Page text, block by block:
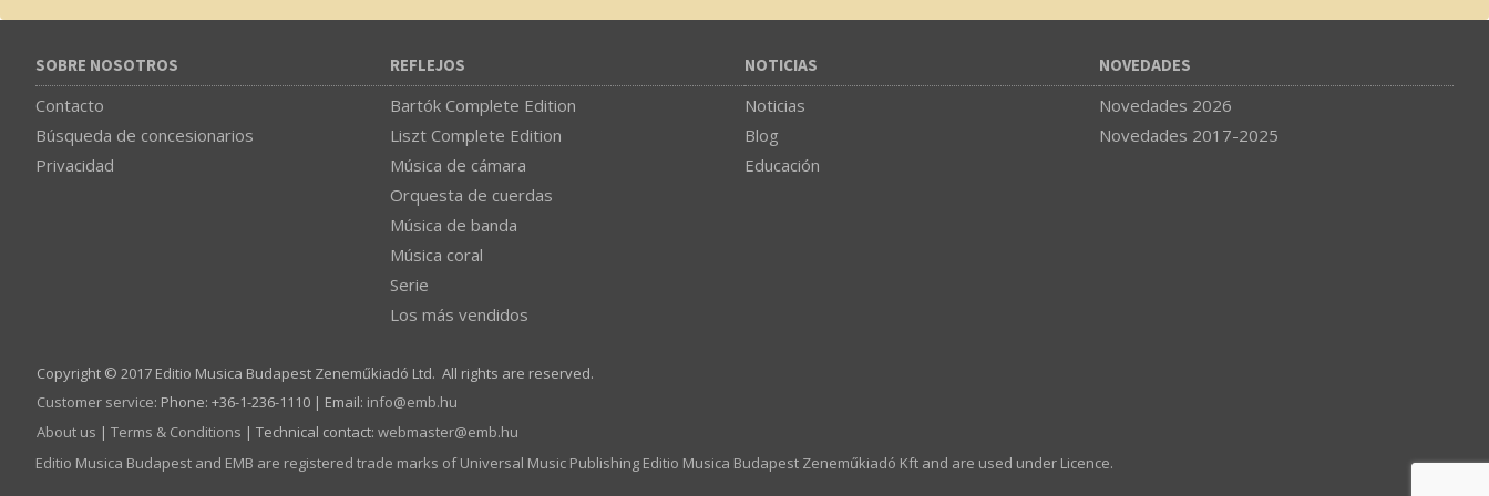
SOBRE NOSOTROS
Contacto
Búsqueda de concesionarios
Privacidad
REFLEJOS
Bartók Complete Edition
Liszt Complete Edition
Música de cámara
Orquesta de cuerdas
Música de banda
Música coral
Serie
Los más vendidos
NOTICIAS
Noticias
Blog
Educación
NOVEDADES
Novedades 2026
Novedades 2017-2025
Copyright © 2017 Editio Musica Budapest Zeneműkiadó Ltd. All rights are reserved.
Customer service: Phone: +36-1-236-1110 | Email: info­@­emb.hu
About us | Terms & Conditions | Technical contact: webmaster­@­emb.hu
Editio Musica Budapest and EMB are registered trade marks of Universal Music Publishing Editio Musica Budapest Zeneműkiadó Kft and are used under Licence.